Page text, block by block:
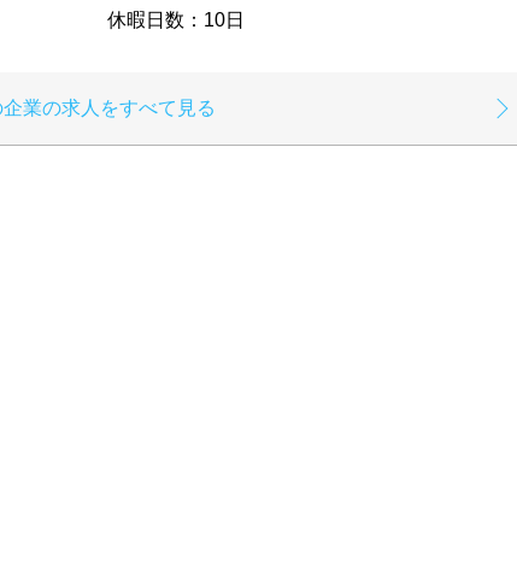
休暇日数：10日
企業の求人をすべて見る